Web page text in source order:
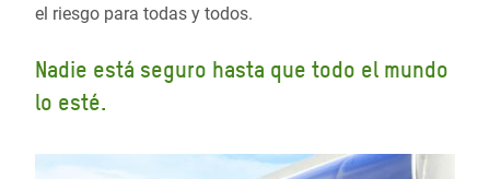
el riesgo para todas y todos.
Nadie está seguro hasta que todo el mundo
lo esté.